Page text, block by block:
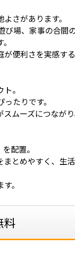
さがあります。
場、家事の合間の
便利さを実感す
。
たりです。
ムーズにつなが
配置。
とめやすく、生
。
料